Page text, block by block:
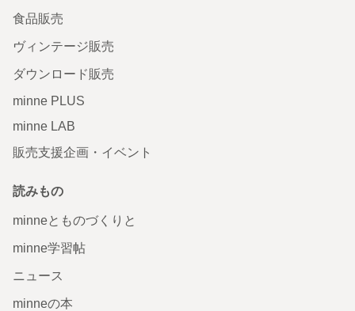
食品販売
ヴィンテージ販売
ダウンロード販売
minne PLUS
minne LAB
販売支援企画・イベント
読みもの
minneとものづくりと
minne学習帖
ニュース
minneの本